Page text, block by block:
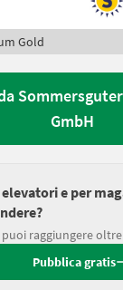
Gold
GmbH
e per
raggiungere
Pubblica gratis